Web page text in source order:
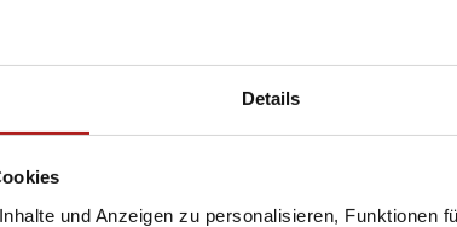
Details
und Anzeigen zu personalisieren, Funktionen
wie nie
Außenjalousie und Co. ganz bequem per App oder
cleveren WMS Automatikprogramme verwandeln Sie Ihr
Komfort, Energieeffizienz und Sicherheit. Wir beraten
Sie mehr zu WMS WebControl pro.